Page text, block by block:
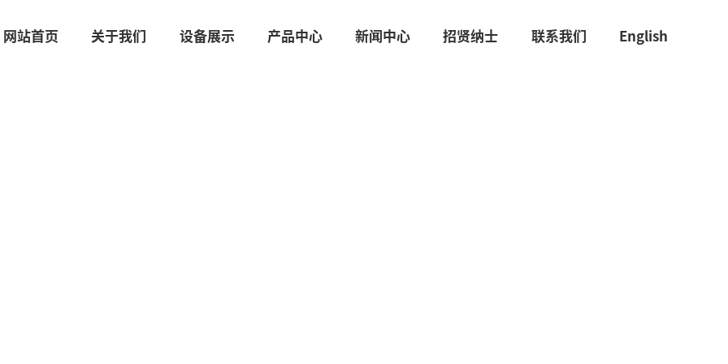
网站首页 关于我们 设备展示 产品中心 新闻中心 招贤纳士 联系我们 English